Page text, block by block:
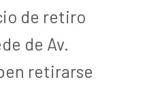
de retiro
de Av.
retirarse